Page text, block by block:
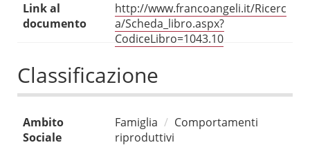
Link al
documento
http://www.francoangeli.it/Ricerc
a/Scheda_libro.aspx?
CodiceLibro=1043.10
Classificazione
Ambito
Sociale
Famiglia
Comportamenti
riproduttivi